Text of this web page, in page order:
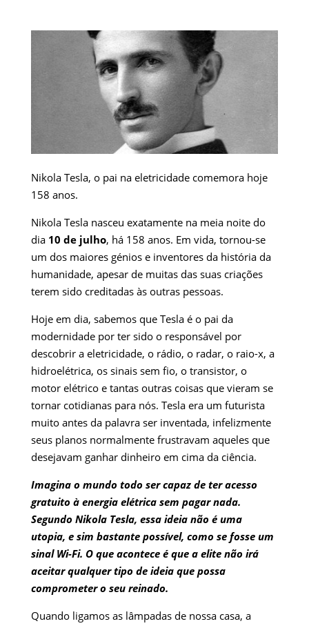
Nikola Tesla, o pai na eletricidadecomemora hoje
158 anos.
Nikola Tesla nasceu exatamente na meia noite do
dia 10 de julho, há 158 anos. Em vida, tornou-se
um dos maiores génios e inventores da história da
humanidade, apesar de muitas das suas criações
terem sido creditadas às outras pessoas.
Hoje em dia, sabemos que Tesla é o pai da
modernidade por ter sido o responsável por
descobrir a eletricidade, o rádio, o radar, o raio-x, a
hidroelétrica, os sinais sem fio, o transistor, o
motor elétrico e tantas outras coisas que vieram se
tornar cotidianas para nós. Tesla era um futurista
muito antes da palavra ser inventada, infelizmente
seus planos normalmente frustravam aqueles que
desejavam ganhar dinheiro em cima da ciência.
Imagina o mundo todo ser capaz de ter acesso
gratuito à energia elétrica sem pagar nada.
Segundo Nikola Tesla, essa ideia não é uma
utopia, e sim bastante possível, como se fosse um
sinal Wi-Fi. O que acontece é que a elite não irá
aceitar qualquer tipo de ideia que possa
comprometer o seu reinado.
Quando ligamos as lâmpadas de nossa casa, a